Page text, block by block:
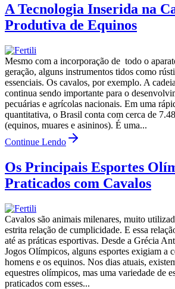
A Tecnologia Inserida na
Produtiva de Equinos
Mesmo com a incorporação de todo o
geração, alguns instrumentos tidos como
essenciais. Os cavalos, por exemplo. A
continua sendo importante para o
pecuárias e agrícolas nacionais. Em uma
quantitativa, o Brasil conta com cerca de
(equinos, muares e asininos). É uma...
Continue Lendo
Os Principais Esportes
Praticados com Cavalos
Cavalos são animais milenares, muito
estrita relação de cumplicidade. E essa
até as práticas esportivas. Desde a Grécia
Jogos Olímpicos, alguns esportes exigiam a
homens e os equinos. Nos dias atuais,
equestres olímpicos, mas uma variedade de
praticados com esses...